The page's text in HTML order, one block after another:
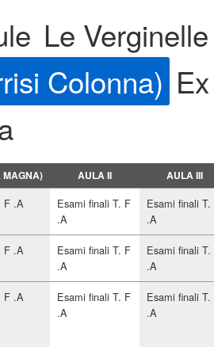
Le Verginelle
Colonna)
AULA II AULA III
F .A
Esami finali T. F
.A
Esami finali T.
.A
F .A
Esami finali T. F
.A
Esami finali T.
.A
F .A
Esami finali T. F
.A
Esami finali T.
.A